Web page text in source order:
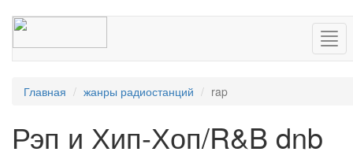
Главная жанры радиостанций rap
Рэп и Хип-Хоп/R&B dnb